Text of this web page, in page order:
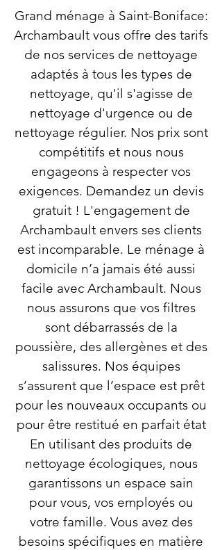
Grand ménage à Saint-Boniface:
Archambault vous offre des tarifs
de nos services de nettoyage
adaptés à tous les types de
nettoyage, qu'il s'agisse de
nettoyage d'urgence ou de
nettoyage régulier. Nos prix sont
compétitifs et nous nous
engageons à respecter vos
exigences. Demandez un devis
gratuit ! L'engagement de
Archambault envers ses clients
est incomparable. Le ménage à
domicile n’a jamais été aussi
facile avec Archambault. Nous
nous assurons que vos filtres
sont débarrassés de la
poussière, des allergènes et des
salissures. Nos équipes
s’assurent que l’espace est prêt
pour les nouveaux occupants ou
pour être restitué en parfait état
En utilisant des produits de
nettoyage écologiques, nous
garantissons un espace sain
pour vous, vos employés ou
votre famille. Vous avez des
besoins spécifiques en matière